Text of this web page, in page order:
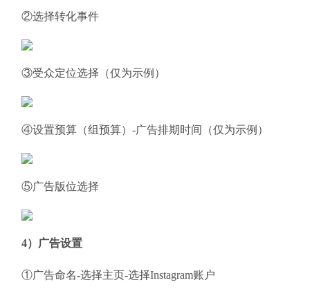
②选择转化事件
③受众定位选择（仅为示例）
④设置预算（组预算）-广告排期时间（仅为示例）
⑤广告版位选择
4）广告设置
①广告命名-选择主页-选择Instagram账户